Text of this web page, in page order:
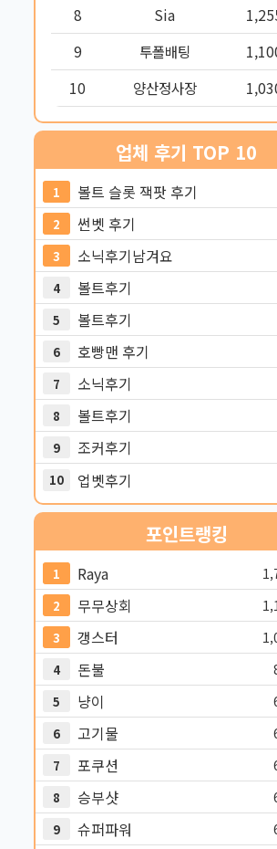
8
Sia
9
투폴배팅
10
양산정사장
업체 후기 TOP 10
1 볼트 슬롯 잭팟 후기
2 썬벳 후기
3 소닉후기남겨요
4 볼트후기
5 볼트후기
6 호빵맨 후기
7 소닉후기
8 볼트후기
9 조커후기
10 업벳후기
포인트랭킹
1 Raya
2 무무상회
3 갱스터
4 돈불
5 냥이
6 고기물
7 포쿠션
8 승부샷
9 슈퍼파워